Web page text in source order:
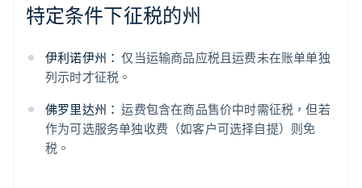
特定条件下征税的州
伊利诺伊州： 仅当运输商品应税且运费未在账单单独
列示时才征税。
佛罗里达州： 运费包含在商品售价中时需征税，但若
作为可选服务单独收费（如客户可选择自提）则免
税。